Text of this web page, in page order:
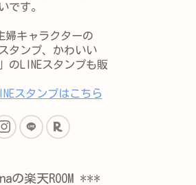
です。
婦キャラクターの
タンプ、かわいい
のLINEスタンプも販
スタンプはこちら
の楽天ROOM ***